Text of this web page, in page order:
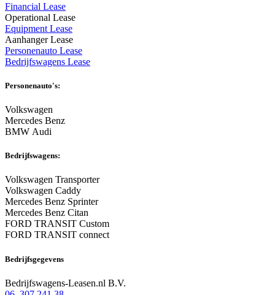
Financial Lease
Operational Lease
Equipment Lease
Aanhanger Lease
Personenauto Lease
Bedrijfswagens Lease
Personenauto's:
Volkswagen
Mercedes Benz
BMW Audi
Bedrijfswagens:
Volkswagen Transporter
Volkswagen Caddy
Mercedes Benz Sprinter
Mercedes Benz Citan
FORD TRANSIT Custom
FORD TRANSIT connect
Bedrijfsgegevens
Bedrijfswagens-Leasen.nl B.V.